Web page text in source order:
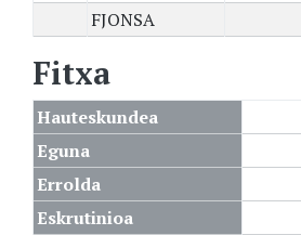
FJONSA
Fitxa
Hauteskundea
Eguna
Errolda
Eskrutinioa